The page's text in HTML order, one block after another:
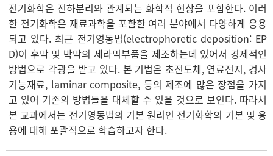
전기화학은 전하분리와 관계되는 화학적 현상을 포함한다. 이러
한 전기화학은 재료과학을 포함한 여러 분야에서 다양하게 응용
되고 있다. 최근 전기영동법(electrophoretic deposition: EP
D)이 후막 및 박막의 세라믹부품을 제조하는데 있어서 경제적인
방법으로 각광을 받고 있다. 본 기법은 초전도체, 연료전지, 경사
기능재료, laminar composite, 등의 제조에 많은 장점을 가지
고 있어 기존의 방법들을 대체할 수 있을 것으로 보인다. 따라서
본 교과에서는 전기영동법의 기본 원리인 전기화학의 기본 및 응
용에 대해 포괄적으로 학습하고자 한다.